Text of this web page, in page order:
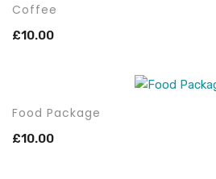
Coffee
£10.00
Food Package
£10.00